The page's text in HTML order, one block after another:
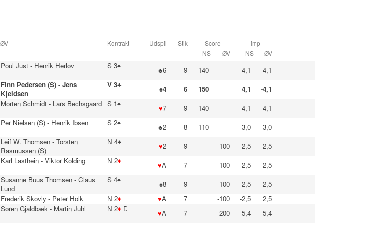
ØV Kontrakt Udspil Stik
Score
NS
ØV
imp
NS
ØV
Poul Just - Henrik Herløv S 3♠ ♣6 9 140 4,1
-4,1
Finn Pedersen (S) - Jens
Kjeldsen
V 3♣ ♠4 6 150 4,1
-4,1
Morten Schmidt - Lars Bechsgaard S 1♠ ♥7 9 140 4,1
-4,1
Per Nielsen (S) - Henrik Ibsen S 2♠ ♣2 8 110 3,0
-3,0
Leif W. Thomsen - Torsten
Rasmussen (S)
N 4♠ ♥2 9 -100 -2,5
2,5
Karl Lasthein - Viktor Kolding N 2♦ ♥A 7 -100 -2,5
2,5
Susanne Buus Thomsen - Claus
Lund
S 4♠ ♠8 9 -100 -2,5
2,5
Frederik Skovly - Peter Holk N 2♦ ♥A 7 -100 -2,5
2,5
Søren Gjaldbæk - Martin Juhl N 2♦ D ♥A 7 -200 -5,4 5,4